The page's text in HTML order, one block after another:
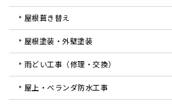
屋根葺き替え
屋根塗装・外壁塗装
雨どい工事（修理・交換）
屋上・ベランダ防水工事